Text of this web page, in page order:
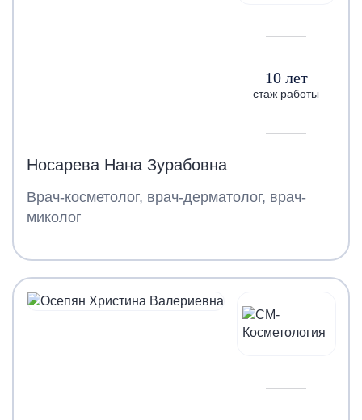
10 лет
стаж работы
Носарева Нана Зурабовна
Врач-косметолог, врач-дерматолог, врач-
миколог